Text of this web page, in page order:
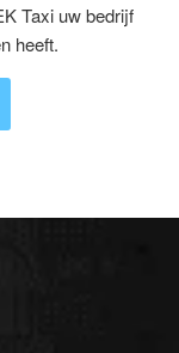
Taxi uw bedrijf
heeft.